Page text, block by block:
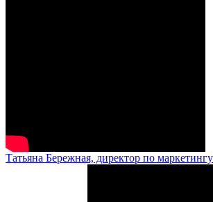
Татьяна Бережная, директор по